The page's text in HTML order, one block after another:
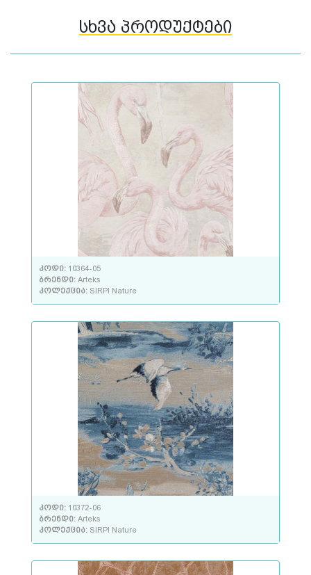
სხვა პროდუქტები
კოდი: 10364-05
ბრენდი: Arteks
კოლექცია: SIRPI Nature
კოდი: 10372-06
ბრენდი: Arteks
კოლექცია: SIRPI Nature